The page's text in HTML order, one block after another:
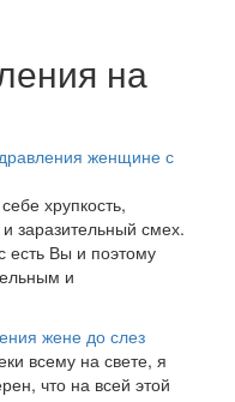
на
женщине с
хрупкость,
заразительный смех.
есть Вы и поэтому
и
жене до слез
всему на свете, я
что на всей этой